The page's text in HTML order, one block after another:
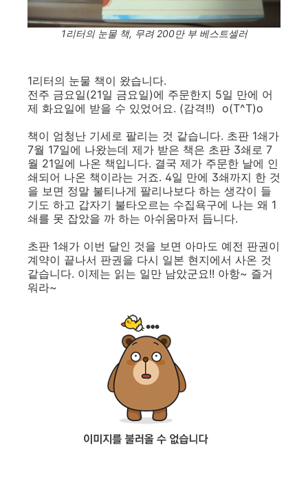
1리터의 눈물 책, 무려 200만 부 베스트셀러
1리터의 눈물 책이 왔습니다.
전주 금요일(21일 금요일)에 주문한지 5일 만에 어
제 화요일에 받을 수 있었어요. (감격!!) o(T^T)o
책이 엄청난 기세로 팔리는 것 같습니다. 초판 1쇄가
7월 17일에 나왔는데 제가 받은 책은 초판 3쇄로 7
월 21일에 나온 책입니다. 결국 제가 주문한 날에 인
쇄되어 나온 책이라는 거죠. 4일 만에 3쇄까지 한 것
을 보면 정말 불티나게 팔리나보다 하는 생각이 들
기도 하고 갑자기 불타오르는 수집욕구에 나는 왜 1
쇄를 못 잡았을 까 하는 아쉬움마저 듭니다.
초판 1쇄가 이번 달인 것을 보면 아마도 예전 판권이
계약이 끝나서 판권을 다시 일본 현지에서 사온 것
같습니다. 이제는 읽는 일만 남았군요!! 아항~ 즐거
워라~